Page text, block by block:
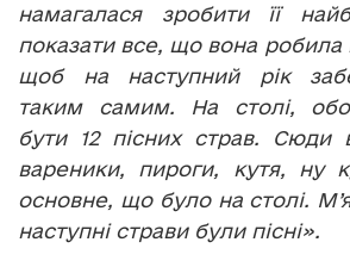
намагалася зробити її
показати все, що вона робила
щоб на наступний рік
таким самим. На столі,
бути 12 пісних страв. Сюди
вареники, пироги, кутя, ну
основне, що було на столі. М’
наступні страви були пісні».